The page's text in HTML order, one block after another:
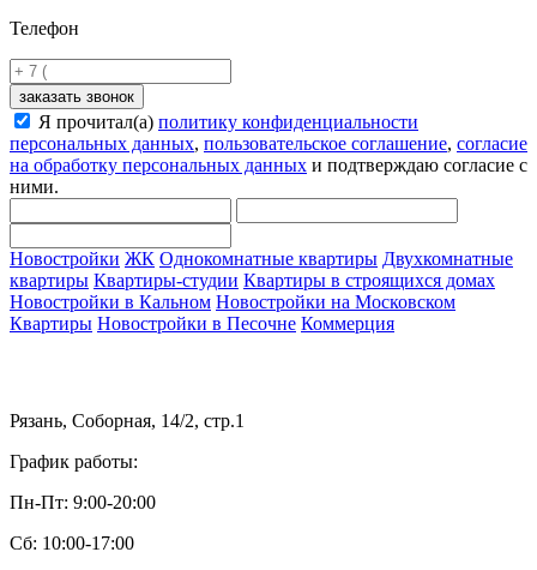
Телефон
заказать звонок
Я прочитал(а) политику конфиденциальности
персональных данных, пользовательское соглашение, согласие
на обработку персональных данных и подтверждаю согласие с
ними.
Новостройки ЖК Однокомнатные квартиры Двухкомнатные
квартиры Квартиры-студии Квартиры в строящихся домах
Новостройки в Кальном Новостройки на Московском
Квартиры Новостройки в Песочне Коммерция
Рязань, Соборная, 14/2, стр.1
График работы:
Пн-Пт: 9:00-20:00
Сб: 10:00-17:00